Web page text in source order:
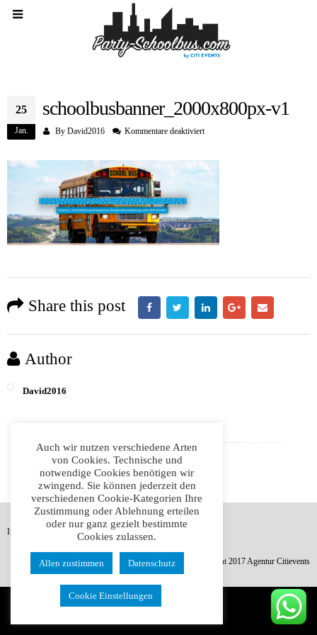
25
Jan.
schoolbusbanner_2000x800px-v1
By David2016 Kommentare deaktiviertfür
v1
Share this post
Author
David2016
Impressum Datenschutz AGB
© Copyright 2017 Agentur Citievents
Auch wir nutzen verschiedene Arten
von Cookies. Technische und
notwendige Cookies benötigen wir
zwingend. Sie können jederzeit den
verschiedenen Cookie-Kategorien Ihre
Zustimmung oder Ablehnung erteilen
oder nur ganz gezielt bestimmte
Cookies zulassen.
Allen zustimmen Datenschutz
Cookie Einstellungen